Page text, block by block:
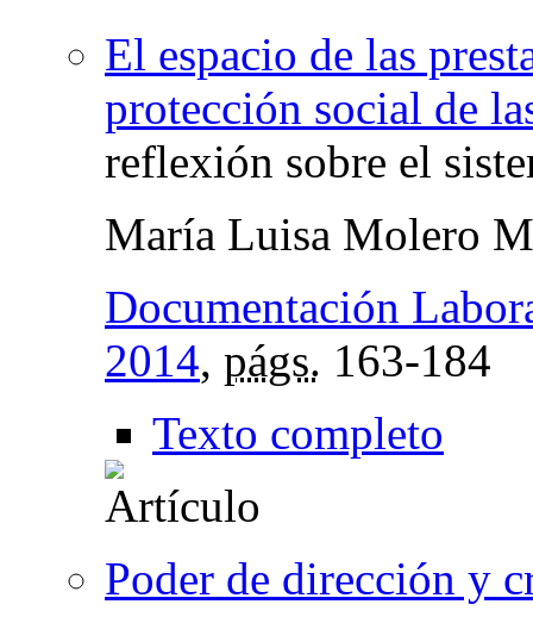
El espacio de las
protección social de
reflexión sobre el
María Luisa Molero
Documentación
2014, págs. 163-184
Texto completo
Poder de dirección y